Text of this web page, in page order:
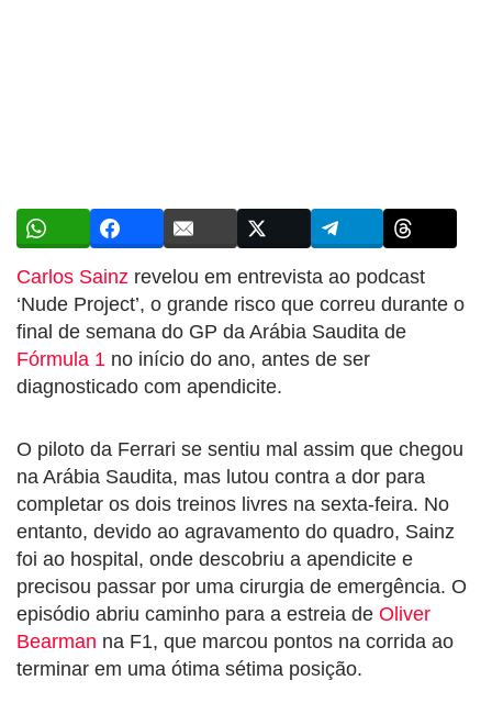
Carlos Sainz revelou em entrevista ao podcast
‘Nude Project’, o grande risco que correu durante o
final de semana do GP da Arábia Saudita de
Fórmula 1 no início do ano, antes de ser
diagnosticado com apendicite.
O piloto da Ferrari se sentiu mal assim que chegou
na Arábia Saudita, mas lutou contra a dor para
completar os dois treinos livres na sexta-feira. No
entanto, devido ao agravamento do quadro, Sainz
foi ao hospital, onde descobriu a apendicite e
precisou passar por uma cirurgia de emergência. O
episódio abriu caminho para a estreia de Oliver
Bearman na F1, que marcou pontos na corrida ao
terminar em uma ótima sétima posição.